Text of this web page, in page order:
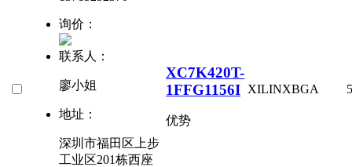
询价：
联系人：
廖小姐
地址：
深圳市福田区上步
工业区201栋西座
XC7K420T-
1FFG1156I
优势
XILINXBGA